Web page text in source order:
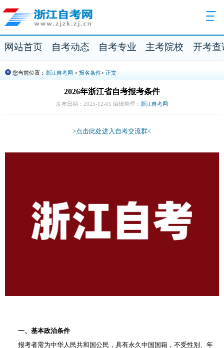
网站首页 自考动态 自考专业 主考院校 开考查
您当前位置： 浙江自考网 > 报名条件> 正文
2026年浙江省自考报考条件
发布日期：2025-12-01 编辑整理： 浙江自考网
>点击此处进入自考交流群<
一、基本政治条件
报考者需为中华人民共和国公民，具有永久中国国籍，不受性别、年